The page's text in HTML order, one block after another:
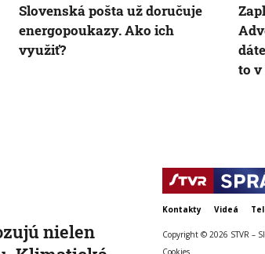
Slovenská pošta už doručuje
energopoukazy. Ako ich
využiť?
to v
nielen
Kontakty Videá
Copyright © 2026 STVR –
Cookies